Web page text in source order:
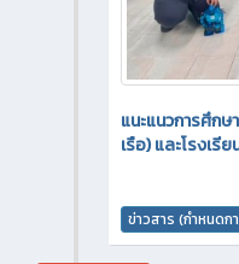
แนะแนวการศึก
เรือ) และโรงเรี
ข่าวสาร (กำหนดก